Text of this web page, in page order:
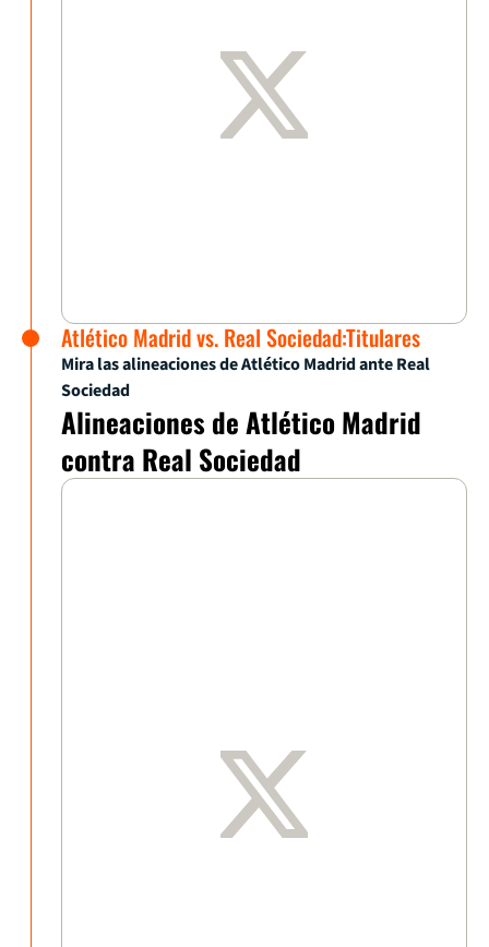
Atlético Madrid vs. Real Sociedad:Titulares
Mira las alineaciones de Atlético Madrid ante Real
Sociedad
Alineaciones de Atlético Madrid
contra Real Sociedad